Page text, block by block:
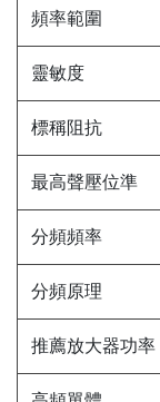
頻率範圍
靈敏度
標稱阻抗
最高聲壓位準
分頻頻率
分頻原理
推薦放大器功率